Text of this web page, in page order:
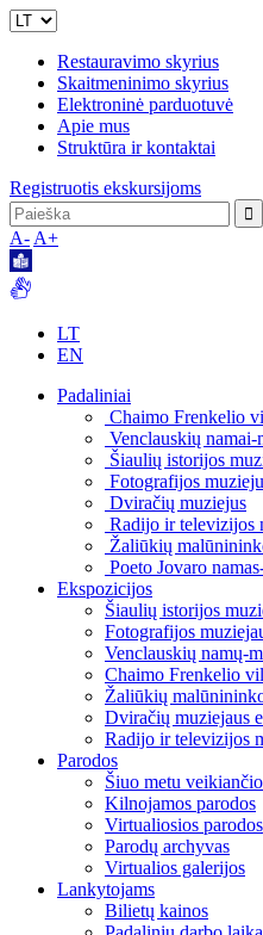
Restauravimo skyrius
Skaitmeninimo skyrius
Elektroninė parduotuvė
Apie mus
Struktūra ir kontaktai
Registruotis ekskursijoms
A- A+
LT
EN
Padaliniai
Chaimo Frenkelio
Venclauskių namai-
Šiaulių istorijos
Fotografijos
Dviračių muziejus
Radijo ir televizijos
Žaliūkių
Poeto Jovaro
Ekspozicijos
Šiaulių istorijos
Fotografijos
Venclauskių namų-
Chaimo Frenkelio
Žaliūkių
Dviračių muziejaus
Radijo ir televizijos
Parodos
Šiuo metu
Kilnojamos parodos
Virtualiosios parodos
Parodų archyvas
Virtualios galerijos
Lankytojams
Bilietų kainos